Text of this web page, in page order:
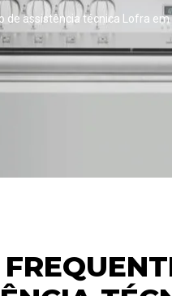
de assistência técnica Lofra